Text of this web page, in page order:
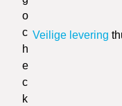
Veilige levering